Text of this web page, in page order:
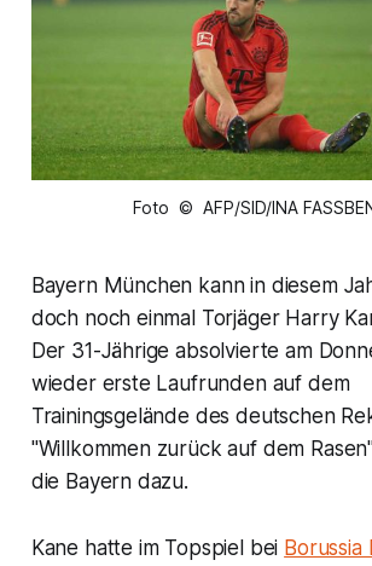
Foto © AFP/SID/INA
Bayern München kann in diesem
doch noch einmal Torjäger Harry
Der 31-Jährige absolvierte am
wieder erste Laufrunden auf dem
Trainingsgelände des deutschen
"Willkommen zurück auf dem
die Bayern dazu.
Kane hatte im Topspiel bei Borussia